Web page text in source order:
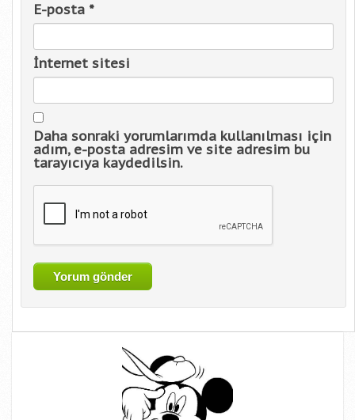
E-posta *
İnternet sitesi
Daha sonraki yorumlarımda kullanılması için
adım, e-posta adresim ve site adresim bu
tarayıcıya kaydedilsin.